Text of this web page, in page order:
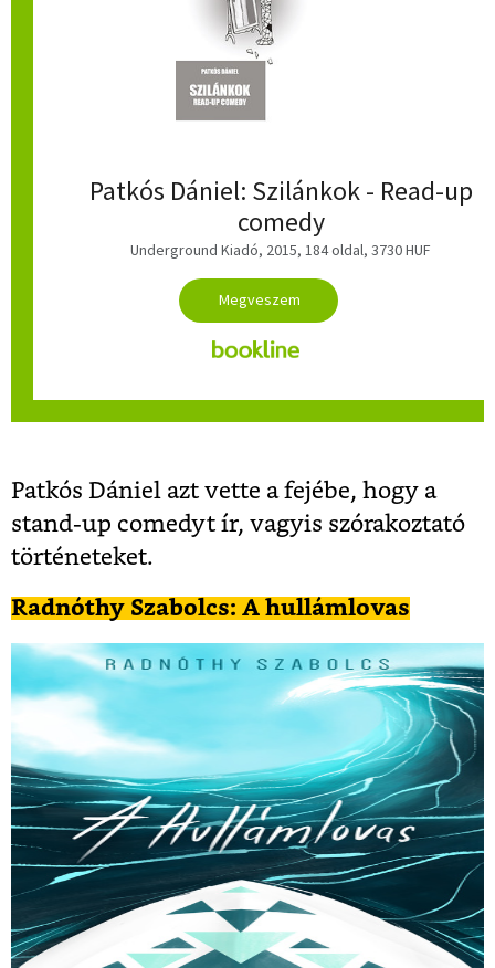
Patkós Dániel: Szilánkok - Read-up
comedy
Underground Kiadó, 2015, 184 oldal, 3730 HUF
Patkós Dániel azt vette a fejébe, hogy a
stand-up comedyt ír, vagyis szórakoztató
történeteket.
Radnóthy Szabolcs: A hullámlovas